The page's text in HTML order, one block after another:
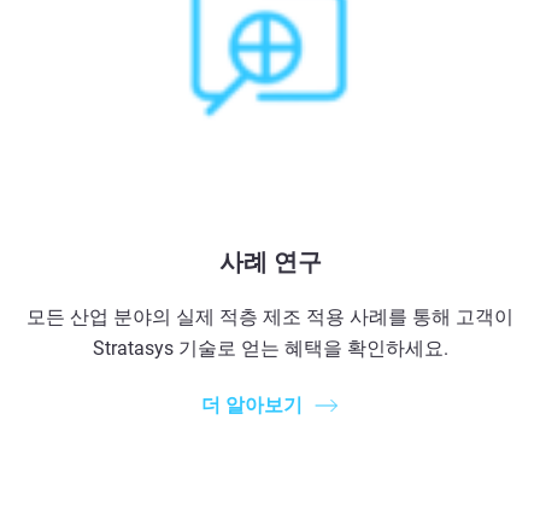
사례 연구
모든 산업 분야의 실제 적층 제조 적용 사례를 통해 고객이
Stratasys 기술로 얻는 혜택을 확인하세요.
더 알아보기